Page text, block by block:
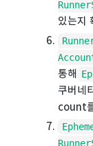
있는지
통해
쿠버네
count